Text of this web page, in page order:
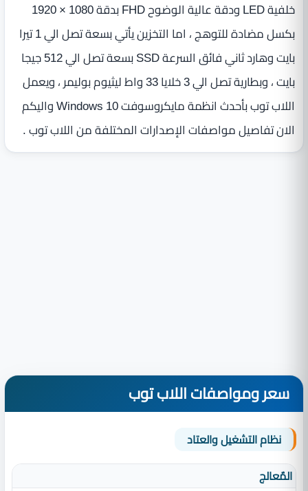
خلفية LED ودقة عالية الوضوح FHD بدقة 1080 × 1920
بكسل مضادة للتوهج ، اما التخزين يأتي بسعة تصل الي 1 تيرا
بايت وهارد ثاني فائق السرعة SSD بسعة تصل الي 512 جيجا
بايت ، وبطارية تصل الي 3 خلايا 33 واط ليثيوم بوليمر ، ويعمل
اللاب توب بأحدث انظمة مايكروسوفت Windows 10 واليكم
الان تفاصيل مواصفات الإصدارات المختلفة من اللاب توب .
سعر ومواصفات اللاب توب
نظام التشغيل والعتاد
المٌعالج